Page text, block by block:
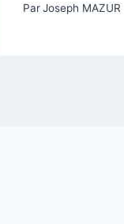
Par Joseph MAZUR